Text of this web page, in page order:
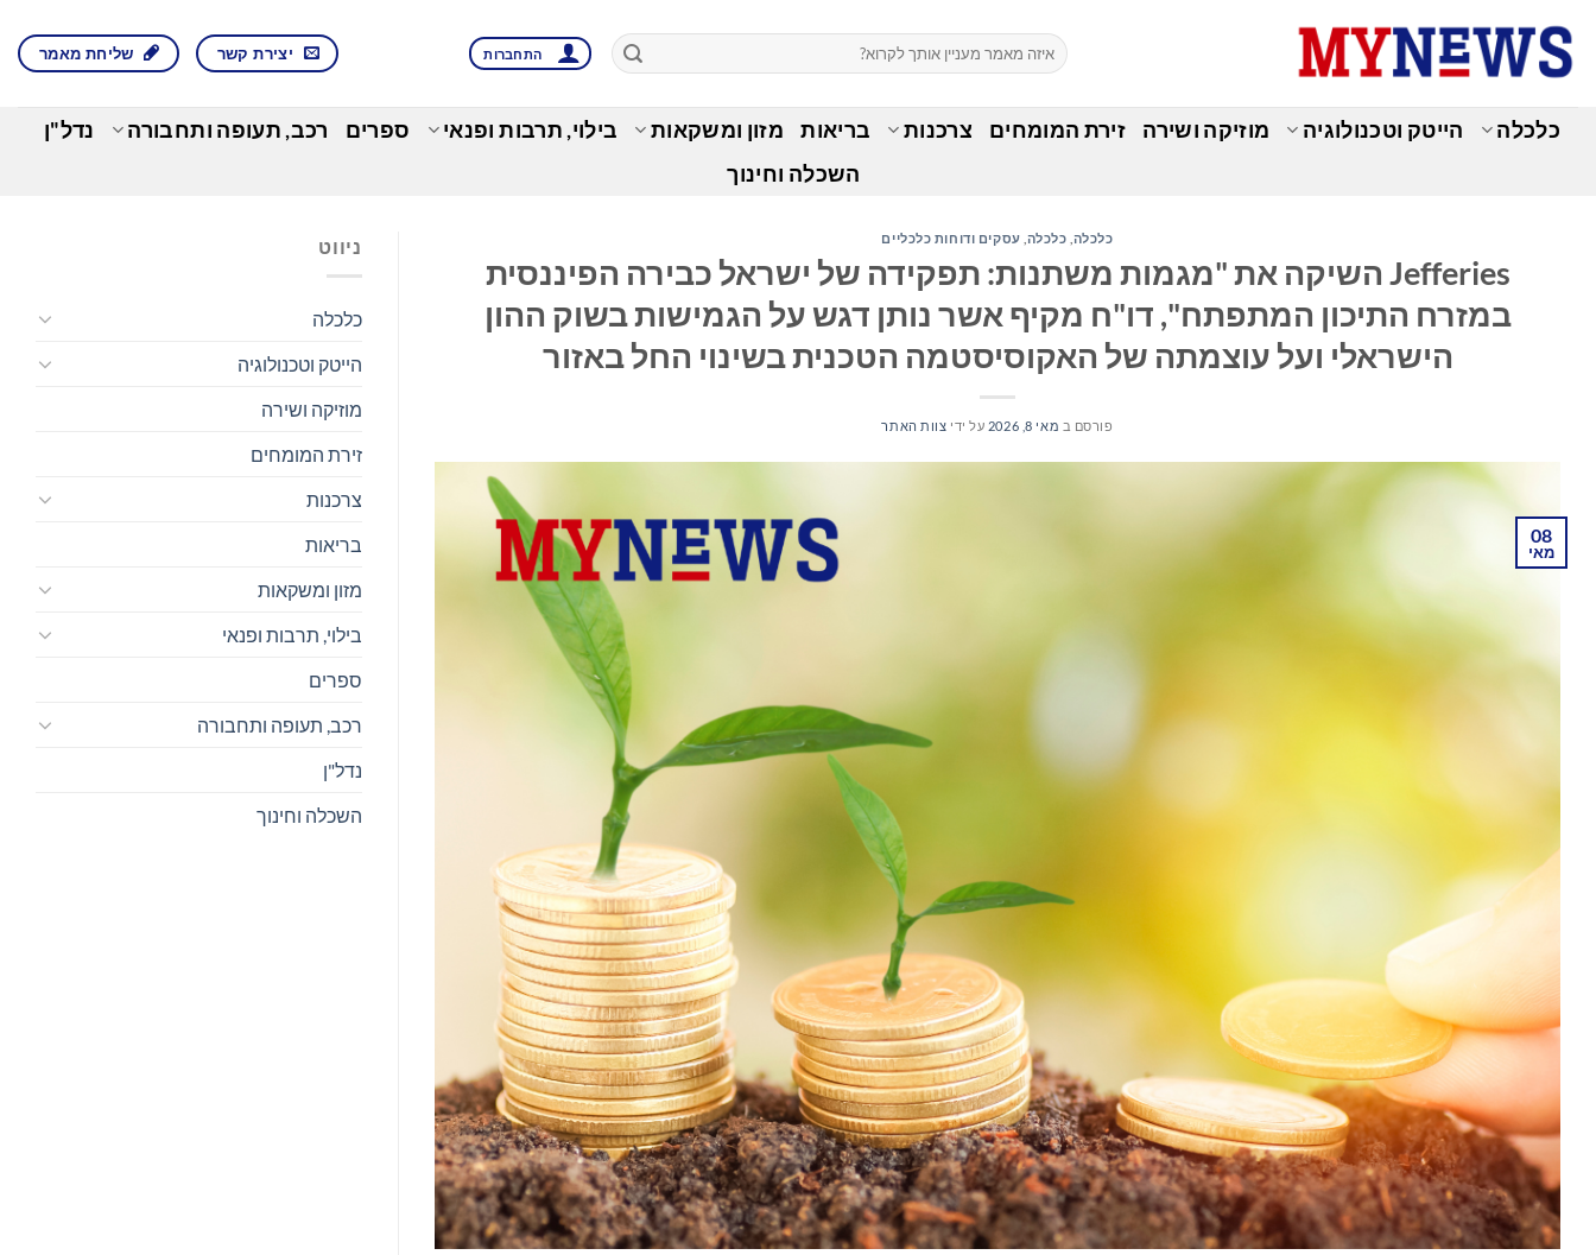
content
התחברות יצירת קשר שליחת מאמר
כלכלה הייטק וטכנולוגיה מוזיקה ושירה זירת המומחים צרכנות בריאות מזון ומשקאות בילוי, תרבות ופנאי ספרים רכב, תעופה ותחבורה
נדל"ן
השכלה וחינוך
כלכלה כלכלה עסקים ודוחות כלכליים
Jefferies השיקה את "מגמות משתנות: תפקידה של ישראל כבירה הפיננסית
במזרח התיכון המתפתח", דו"ח מקיף אשר נותן דגש על הגמישות בשוק ההון
הישראלי ועל עוצמתה של האקוסיסטמה הטכנית בשינוי החל באזור
פורסם ב מאי 8, 2026 על ידי צוות האתר
08
מאי
ניווט
כלכלה
הייטק וטכנולוגיה
מוזיקה ושירה
זירת המומחים
צרכנות
בריאות
מזון ומשקאות
בילוי, תרבות ופנאי
ספרים
רכב, תעופה ותחבורה
נדל"ן
השכלה וחינוך